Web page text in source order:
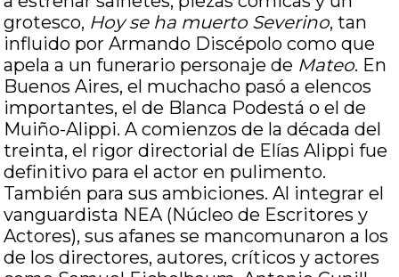
grotesco, Hoy se ha muerto Severino, tan
influido por Armando Discépolo como que
apela a un funerario personaje de Mateo. En
Buenos Aires, el muchacho pasó a elencos
importantes, el de Blanca Podestá o el de
Muiño-Alippi. A comienzos de la década del
treinta, el rigor directorial de Elías Alippi fue
definitivo para el actor en pulimento.
También para sus ambiciones. Al integrar el
vanguardista NEA (Núcleo de Escritores y
Actores), sus afanes se mancomunaron a los
de los directores, autores, críticos y actores